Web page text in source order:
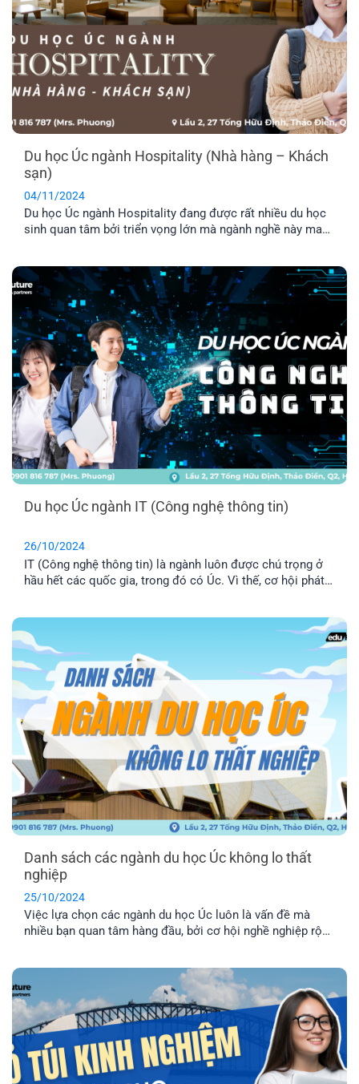
Du học Úc ngành Hospitality (Nhà hàng – Khách
sạn)
04/11/2024
Du học Úc ngành Hospitality đang được rất nhiều du học
sinh quan tâm bởi triển vọng lớn mà ngành nghề này mang
hiểu dưới đây nhé!
Du học Úc ngành IT (Công nghệ thông tin)
26/10/2024
IT (Công nghệ thông tin) là ngành luôn được chú trọng ở
hầu hết các quốc gia, trong đó có Úc. Vì thế, cơ hội phát
thức như thế nào? Hãy cùng khám phá sau đây nhé!
Danh sách các ngành du học Úc không lo thất
nghiệp
25/10/2024
Việc lựa chọn các ngành du học Úc luôn là vấn đề mà
nhiều bạn quan tâm hàng đầu, bởi cơ hội nghề nghiệp rộng
sẽ giúp bạn liệt kê danh sách các ngành học tiềm năng
cho sinh viên quốc tế nhé!